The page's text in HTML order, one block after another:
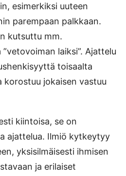
esimerkiksi uuteen
parempaan palkkaan.
kutsuttu mm.
laiksi”. Ajattelu
toisaalta
korostuu jokaisen vastuu
kiintoisa, se on
ajattelua. Ilmiö kytkeytyy
yksisilmäisesti ihmisen
ja erilaiset